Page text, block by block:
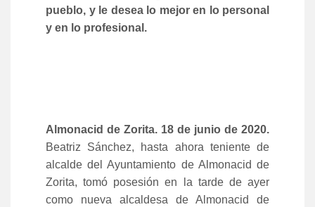
pueblo, y le desea lo mejor en lo personal
y en lo profesional.
Almonacid de Zorita. 18 de junio de 2020.
Beatriz Sánchez, hasta ahora teniente de
alcalde del Ayuntamiento de Almonacid de
Zorita, tomó posesión en la tarde de ayer
como nueva alcaldesa de Almonacid de